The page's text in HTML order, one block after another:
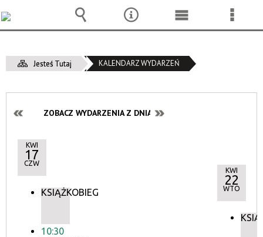
Jesteś Tutaj KALENDARZ WYDARZEŃ
ZOBACZ WYDARZENIA Z DNIA:
KWI
17
CZW
KSIĄŻKOBIEG
10:30
KWI
22
WTO
Wyszukiwarka
NarzędziaMenu
Menu